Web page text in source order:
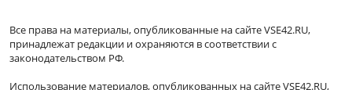
Все права на материалы, опубликованные на сайте VSE42.RU,
принадлежат редакции и охраняются в соответствии с
законодательством РФ.
Использование материалов, опубликованных на сайте VSE42.RU,